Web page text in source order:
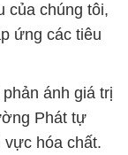
của chúng tôi,
ứng các tiêu
ánh giá trị
Phát tự
vực hóa chất.